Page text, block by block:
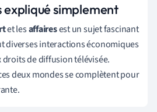
simplement
et lesaffairesest un sujet fascinant
diverses interactions économiques
de diffusion télévisée.
deux mondes se complètent pour